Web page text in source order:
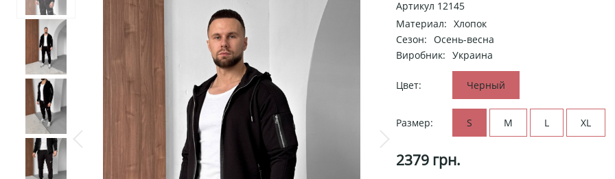
Артикул 12145
Материал: Хлопок
Сезон: Осень-весна
Виробник: Украина
Цвет: Черный
Размер: S M L XL
2379 грн.